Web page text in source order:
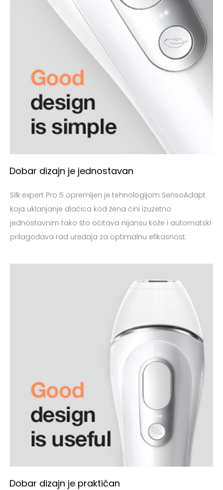
Dobar dizajn je jednostavan
Silk·expert Pro 5 opremljen je tehnologijom SensoAdapt
koja uklanjanje dlačica kod žena čini izuzetno
jednostavnim tako što očitava nijansu kože i automatski
prilagođava rad uređaja za optimalnu efikasnost.
Dobar dizajn je praktičan